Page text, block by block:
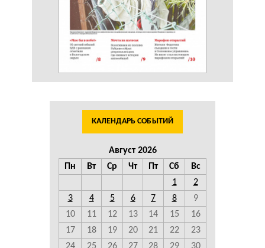
КАЛЕНДАРЬ СОБЫТИЙ
Август 2026
Пн
Вт Ср Чт Пт Сб
Вс
1
2
3
4 5 6 7 8
9
10
11 12 13 14 15
16
17
18 19 20 21 22
23